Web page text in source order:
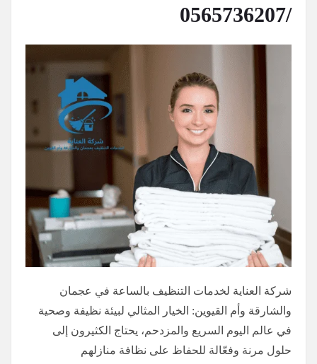
/0565736207
شركة العناية لخدمات التنظيف بالساعة في عجمان
والشارقة وأم القيوين: الخيار المثالي لبيئة نظيفة وصحية
في عالم اليوم السريع والمزدحم، يحتاج الكثيرون إلى
حلول مرنة وفعّالة للحفاظ على نظافة منازلهم